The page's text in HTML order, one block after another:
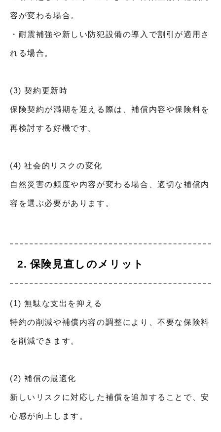
容が変わる場合。
・耐震補強や新しい防犯設備の導入で割引が適用さ
れる場合。
(3) 契約更新時
保険契約が満期を迎える際は、補償内容や保険料を
再検討する好機です。
(4) 社会的リスクの変化
自然災害の頻度や内容が変わる場合、適切な補償内
容を選ぶ必要があります。
保険見直しのメリット
(1) 無駄な支出を抑える
特約の削減や補償内容の調整により、不要な保険料
を削減できます。
(2) 補償の最適化
新しいリスクに対応した補償を追加することで、安
心感が向上します。